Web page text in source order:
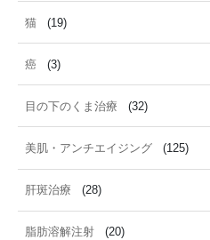
猫 (19)
癌 (3)
目の下のくま治療 (32)
美肌・アンチエイジング (125)
肝斑治療 (28)
脂肪溶解注射 (20)